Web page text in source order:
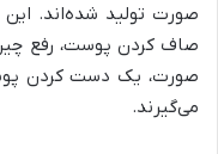
صورت تولید شده‌اند.
صاف کردن پوست، رفع
صورت، یک دست کردن
می‌گیرند.